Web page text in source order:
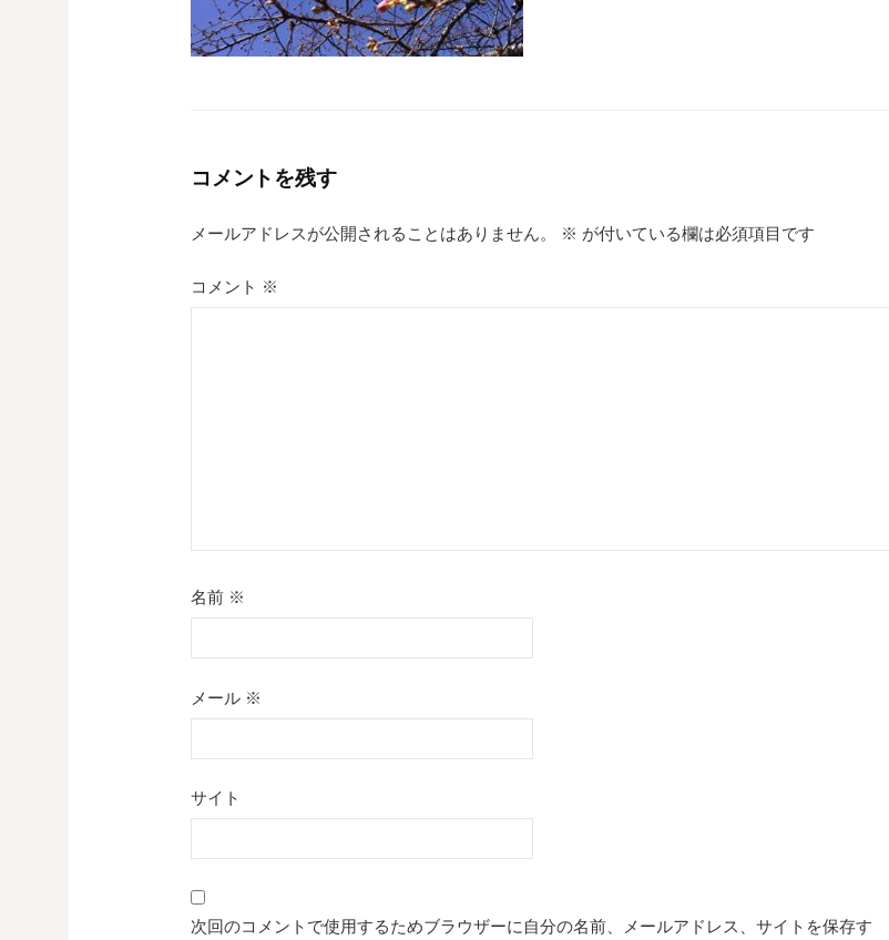
コメントを残す
メールアドレスが公開されることはありません。 ※ が付いている欄は必須項目です
コメント ※
名前 ※
メール ※
サイト
次回のコメントで使用するためブラウザーに自分の名前、メールアドレス、サイトを保存す